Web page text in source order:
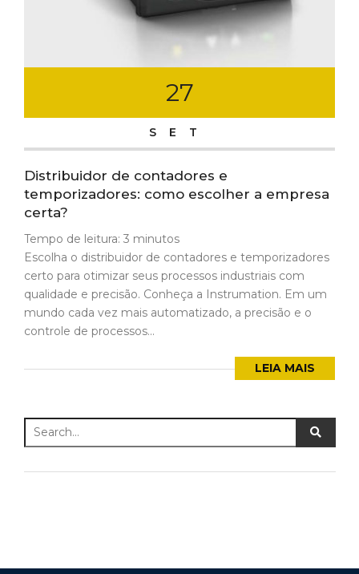
27
SET
Distribuidor de contadores e
temporizadores: como escolher a empresa
certa?
Tempo de leitura: 3 minutos
Escolha o distribuidor de contadores e temporizadores
certo para otimizar seus processos industriais com
qualidade e precisão. Conheça a Instrumation. Em um
mundo cada vez mais automatizado, a precisão e o
controle de processos...
LEIA MAIS